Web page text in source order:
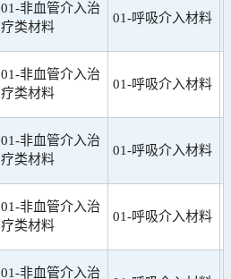
01-非血管介入治
疗类材料
01-呼吸介入材料
01-非血管介入治
疗类材料
01-呼吸介入材料
01-非血管介入治
疗类材料
01-呼吸介入材料
01-非血管介入治
疗类材料
01-呼吸介入材料
01-非血管介入治